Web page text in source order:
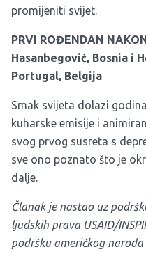
promijeniti svijet.
PRVI ROĐENDAN
Hasanbegović, Bosnia i
Portugal, Belgija
Smak svijeta dolazi
kuharske emisije i
svog prvog susreta s
sve ono poznato što je
dalje.
Članak je nastao uz
ljudskih prava USAID/
podršku američkog